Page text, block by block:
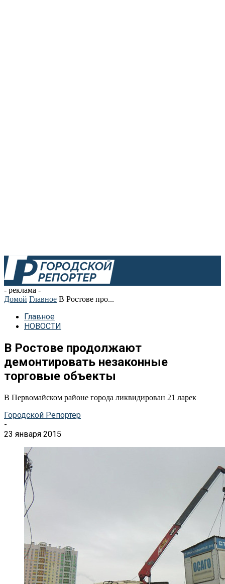
- реклама -
Домой Главное В Ростове про...
Главное
НОВОСТИ
В Ростове продолжают
демонтировать незаконные
торговые объекты
В Первомайском районе города ликвидирован 21 ларек
Городской Репортер
-
23 января 2015